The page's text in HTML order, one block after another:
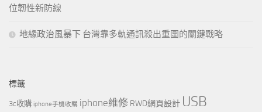
位韌性新防線
地緣政治風暴下 台灣靠多軌通訊殺出重圍的關鍵戰略
標籤
3c收購 iphone手機收購 iphone維修 RWD網頁設計 USB